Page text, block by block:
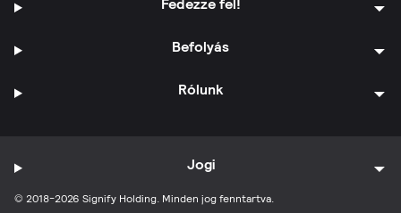
Fedezze fel!
Befolyás
Rólunk
© 2018-2026 Signify Holding. Minden jog fenntartva.
Jogi